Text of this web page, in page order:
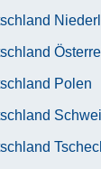
Polen